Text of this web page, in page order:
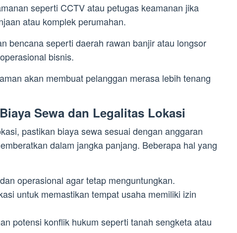
seperti CCTV atau petugas keamanan jika
atau komplek perumahan.
bencana seperti daerah rawan banjir atau longsor
bisnis.
akan membuat pelanggan merasa lebih tenang
Sewa dan Legalitas Lokasi
pastikan biaya sewa sesuai dengan anggaran
dalam jangka panjang. Beberapa hal yang
operasional agar tetap menguntungkan.
untuk memastikan tempat usaha memiliki izin
potensi konflik hukum seperti tanah sengketa atau